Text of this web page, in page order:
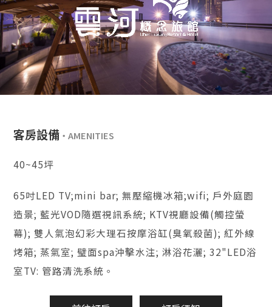
客房設備
40~45坪
65吋LED TV;mini bar; 無壓縮機冰箱;wifi; 戶外庭園
造景; 藍光VOD隨選視訊系統; KTV視廳設備(觸控螢
幕); 雙人氣泡幻彩大理石按摩浴缸(臭氧殺菌); 紅外線
烤箱; 蒸氣室; 璧面spa沖擊水注; 淋浴花灑; 32"LED浴
室TV: 管路清洗系統。